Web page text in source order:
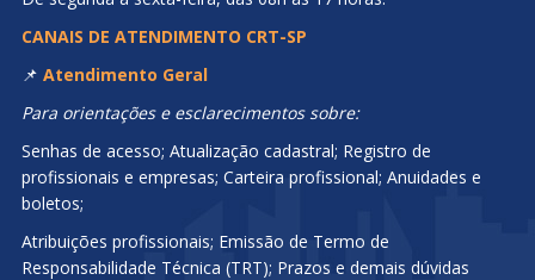
CANAIS DE ATENDIMENTO CRT-SP
📌 Atendimento Geral
Para orientações e esclarecimentos sobre:
Senhas de acesso; Atualização cadastral; Registro de
profissionais e empresas; Carteira profissional; Anuidades e
boletos;
Atribuições profissionais; Emissão de Termo de
Responsabilidade Técnica (TRT); Prazos e demais dúvidas